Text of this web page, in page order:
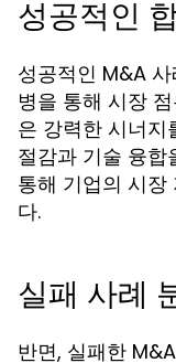
성공적인
성공적인 M&A
병을 통해 시장
은 강력한 시너
절감과 기술 융합
통해 기업의 시장
다.
실패 사례
반면, 실패한